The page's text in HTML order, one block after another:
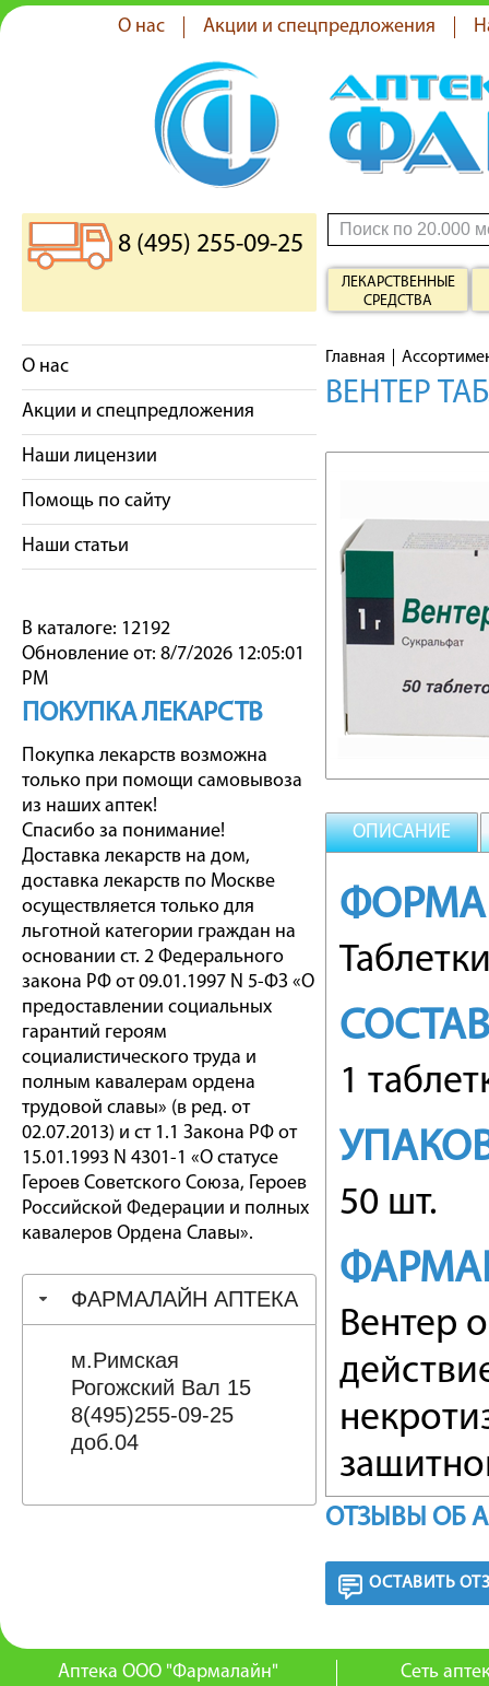
О нас Акции и спецпредложения
8 (495) 255-09-25
ЛЕКАРСТВЕННЫЕ
СРЕДСТВА
О нас
Акции и спецпредложения
Наши лицензии
Помощь по сайту
Наши статьи
В каталоге: 12192
Обновление от: 8/7/2026 12:05:01
PM
ПОКУПКА ЛЕКАРСТВ
Покупка лекарств возможна
только при помощи самовывоза
из наших аптек!
Спасибо за понимание!
Доставка лекарств на дом,
доставка лекарств по Москве
осуществляется только для
льготной категории граждан на
основании ст. 2 Федерального
закона РФ от 09.01.1997 N 5-ФЗ «О
предоставлении социальных
гарантий героям
социалистического труда и
полным кавалерам ордена
трудовой славы» (в ред. от
02.07.2013) и ст 1.1 Закона РФ от
15.01.1993 N 4301-1 «О статусе
Героев Советского Союза, Героев
Российской Федерации и полных
кавалеров Ордена Славы».
ФАРМАЛАЙН АПТЕКА
м.Римская
Рогожский Вал 15
8(495)255-09-25
доб.04
Главная
ВЕНТЕР
ОПИСАНИЕ
ФОРМА
СОСТАВ
1
50 шт.
Вентер
ОТЗЫВЫ ОБ
ОСТАВИТЬ
Аптека ООО "Фармалайн"
Сеть